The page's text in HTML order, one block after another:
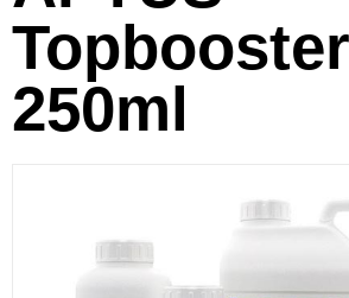
Topbooster
250ml